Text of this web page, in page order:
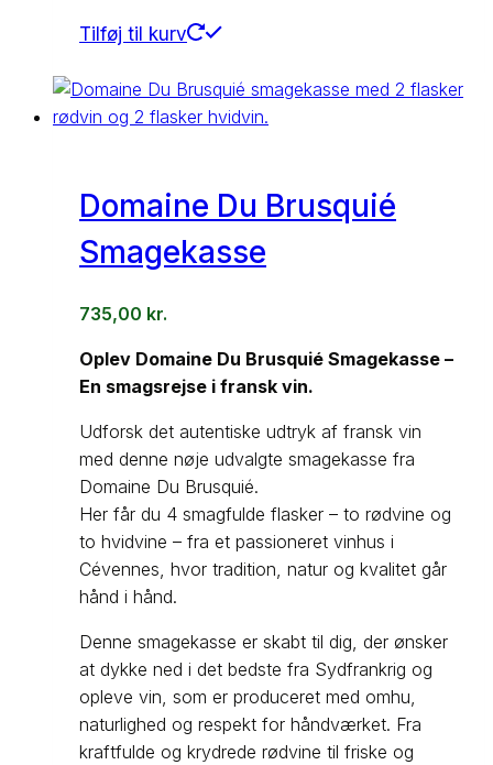
Tilføj til kurv
Domaine Du Brusquié
Smagekasse
735,00 kr.
Oplev Domaine Du Brusquié Smagekasse –
En smagsrejse i fransk vin.
Udforsk det autentiske udtryk af fransk vin
med denne nøje udvalgte smagekasse fra
Domaine Du Brusquié.
Her får du 4 smagfulde flasker – to rødvine og
to hvidvine – fra et passioneret vinhus i
Cévennes, hvor tradition, natur og kvalitet går
hånd i hånd.
Denne smagekasse er skabt til dig, der ønsker
at dykke ned i det bedste fra Sydfrankrig og
opleve vin, som er produceret med omhu,
naturlighed og respekt for håndværket. Fra
kraftfulde og krydrede rødvine til friske og